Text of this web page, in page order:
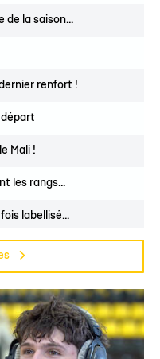
de la saison...
renfort !
départ
Mali !
les rangs...
labellisé...
de trois...